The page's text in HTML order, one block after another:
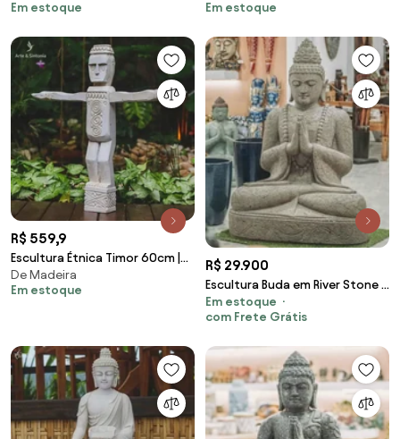
Em estoque
Em estoque
R$ 559,9
Escultura Étnica Timor 60cm |
Madeira
De Madeira
Em estoque
R$ 29.900
Escultura Buda em River Stone |
120cm
Em estoque
com Frete Grátis